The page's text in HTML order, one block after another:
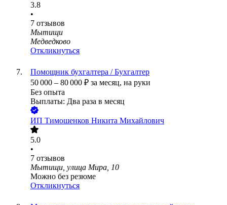
3.8
•
7 отзывов
Мытищи
Медведково
Откликнуться
Помощник бухгалтера / Бухгалтер
50 000 – 80 000 ₽ за месяц, на руки
Без опыта
Выплаты: Два раза в месяц
ИП Тимошенков Никита Михайлович
5.0
•
7 отзывов
Мытищи, улица Мира, 10
Можно без резюме
Откликнуться